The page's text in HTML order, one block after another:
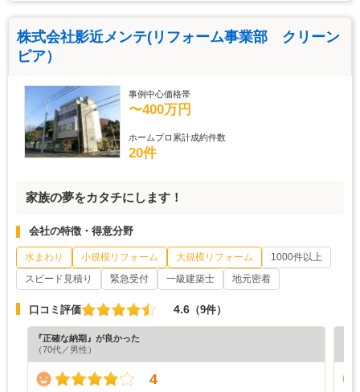
株式会社影近メンテ(リフォーム事業部 クリーン
ピア）
事例中心価格帯
〜400万円
ホームプロ累計成約件数
20件
家族の夢をカタチにします！
会社の特徴・得意分野
水まわり 小規模リフォーム 大規模リフォーム
1000件以上
スピード見積り
緊急受付 一級建築士 地元密着
口コミ評価 4.6 （9件）
『正確な納期』が良かった
（70代／男性）
4